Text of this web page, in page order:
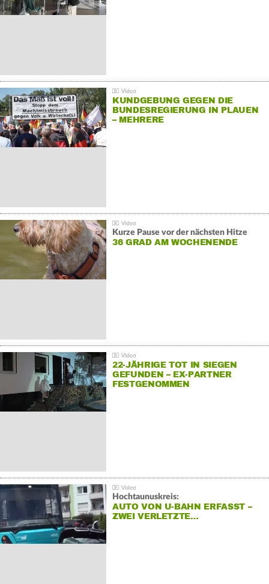
KUNDGEBUNG GEGEN DIE
BUNDESREGIERUNG IN PLAUEN
– MEHRERE
Kurze Pause vor der nächsten Hitze
36 GRAD AM WOCHENENDE
22-JÄHRIGE TOT IN SIEGEN
GEFUNDEN – EX-PARTNER
FESTGENOMMEN
Hochtaunuskreis:
AUTO VON U-BAHN ERFASST –
ZWEI VERLETZTE…